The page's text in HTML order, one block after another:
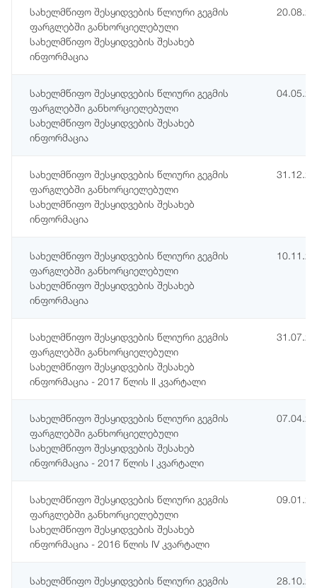
სახელმწიფო შესყიდვების წლიური გეგმის
ფარგლებში განხორციელებული
სახელმწიფო შესყიდვების შესახებ
ინფორმაცია
სახელმწიფო შესყიდვების წლიური გეგმის
ფარგლებში განხორციელებული
სახელმწიფო შესყიდვების შესახებ
ინფორმაცია
სახელმწიფო შესყიდვების წლიური გეგმის
ფარგლებში განხორციელებული
სახელმწიფო შესყიდვების შესახებ
ინფორმაცია
სახელმწიფო შესყიდვების წლიური გეგმის
ფარგლებში განხორციელებული
სახელმწიფო შესყიდვების შესახებ
ინფორმაცია
სახელმწიფო შესყიდვების წლიური გეგმის
ფარგლებში განხორციელებული
სახელმწიფო შესყიდვების შესახებ
ინფორმაცია - 2017 წლის II კვარტალი
სახელმწიფო შესყიდვების წლიური გეგმის
ფარგლებში განხორციელებული
სახელმწიფო შესყიდვების შესახებ
ინფორმაცია - 2017 წლის I კვარტალი
სახელმწიფო შესყიდვების წლიური გეგმის
ფარგლებში განხორციელებული
სახელმწიფო შესყიდვების შესახებ
ინფორმაცია - 2016 წლის IV კვარტალი
სახელმწიფო შესყიდვების წლიური გეგმის